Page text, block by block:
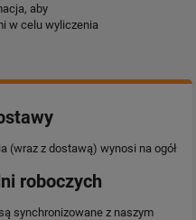
aby
w celu wyliczenia
(wraz z dostawą) wynosi na ogół
roboczych
synchronizowane z naszym